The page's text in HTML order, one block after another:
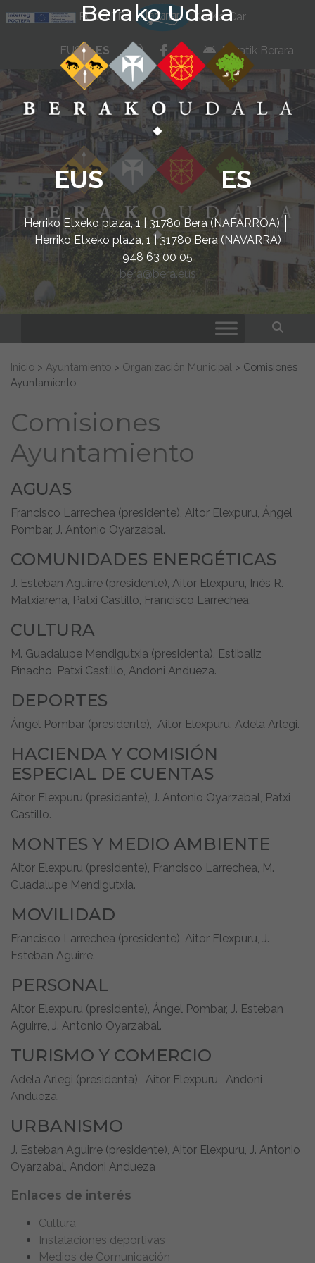
Berako Udala
EUS ES
Herriko Etxeko plaza, 1 | 31780 Bera (NAFARROA)
Herriko Etxeko plaza, 1 | 31780 Bera (NAVARRA)
948 63 00 05
bera@bera.eus
POCTEFA KarKarCar
EUS ES whatsapp
facebook
instagram
Beratik Berara
Buscar:
Inicio > Ayuntamiento > Organización Municipal > Comisiones
Ayuntamiento
Comisiones
Ayuntamiento
AGUAS
Francisco Larrechea (presidente), Aitor Elexpuru, Ángel
Pombar, J. Antonio Oyarzabal.
COMUNIDADES ENERGÉTICAS
J. Esteban Aguirre (presidente), Aitor Elexpuru, Inés R.
Matxiarena, Patxi Castillo, Francisco Larrechea.
CULTURA
M. Guadalupe Mendigutxia (presidenta), Estibaliz
Pinacho, Patxi Castillo, Andoni Andueza.
DEPORTES
Ángel Pombar (presidente), Aitor Elexpuru, Adela Arlegi.
HACIENDA Y COMISIÓN
ESPECIAL DE CUENTAS
Aitor Elexpuru (presidente), J. Antonio Oyarzabal, Patxi
Castillo.
MONTES Y MEDIO AMBIENTE
Aitor Elexpuru (presidente), Francisco Larrechea, M.
Guadalupe Mendigutxia.
MOVILIDAD
Francisco Larrechea (presidente), Aitor Elexpuru, J.
Esteban Aguirre.
PERSONAL
Aitor Elexpuru (presidente), Ángel Pombar, J. Esteban
Aguirre, J. Antonio Oyarzabal.
TURISMO Y COMERCIO
Adela Arlegi (presidenta), Aitor Elexpuru, Andoni
Andueza.
URBANISMO
J. Esteban Aguirre (presidente), Aitor Elexpuru, J. Antonio
Oyarzabal, Andoni Andueza
Enlaces de interés
Cultura
Instalaciones deportivas
Medios de Comunicación